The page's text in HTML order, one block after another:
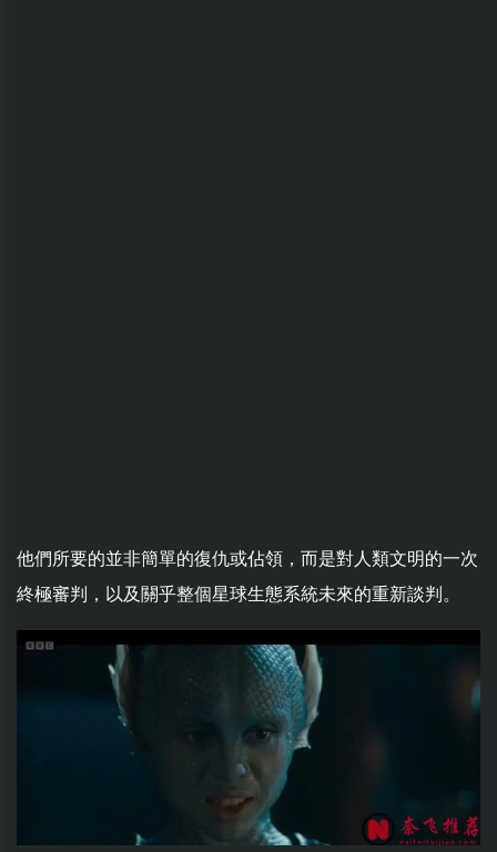
他們所要的並非簡單的復仇或佔領，而是對人類文明的一次
終極審判，以及關乎整個星球生態系統未來的重新談判。